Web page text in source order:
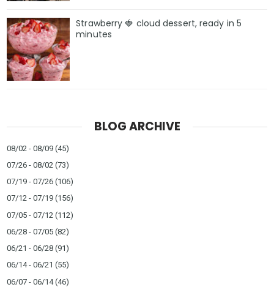
Strawberry 🍓 cloud dessert, ready in 5
minutes
BLOG ARCHIVE
08/02 - 08/09 (45)
07/26 - 08/02 (73)
07/19 - 07/26 (106)
07/12 - 07/19 (156)
07/05 - 07/12 (112)
06/28 - 07/05 (82)
06/21 - 06/28 (91)
06/14 - 06/21 (55)
06/07 - 06/14(46)